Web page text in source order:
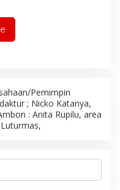
Pemimpin
; Nicko Katanya,
: Anita Rupilu, area